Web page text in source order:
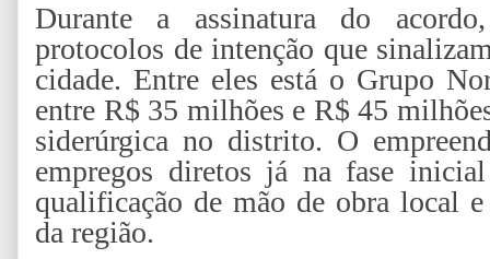
Durante a assinatura do
protocolos de intenção que
cidade. Entre eles está o Grupo
entre R$ 35 milhões e R$ 45
siderúrgica no distrito. O
empregos diretos já na fase
qualificação de mão de obra local
da região.